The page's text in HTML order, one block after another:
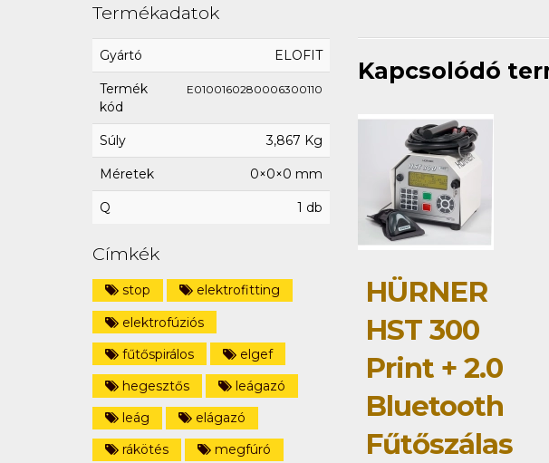
Termékadatok
Gyártó ELOFIT
Termék
kód
E0100160280006300110
Súly 3,867 Kg
Méretek 0×0×0 mm
Q 1 db
Címkék
stop
elektrofitting
elektrofúziós
fűtőspirálos
elgef
hegesztős
leágazó
leág
elágazó
rákötés
megfúró
Kapcsolódó
HÜRNER
HST 300
Print + 2.0
Bluetooth
Fűtőszálas